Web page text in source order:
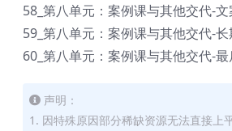
58_第八单元：案例课与其他交代-
59_第八单元：案例课与其他交代-
60_第八单元：案例课与其他交代-
声明：
1. 因特殊原因部分稀缺资源无法直接上